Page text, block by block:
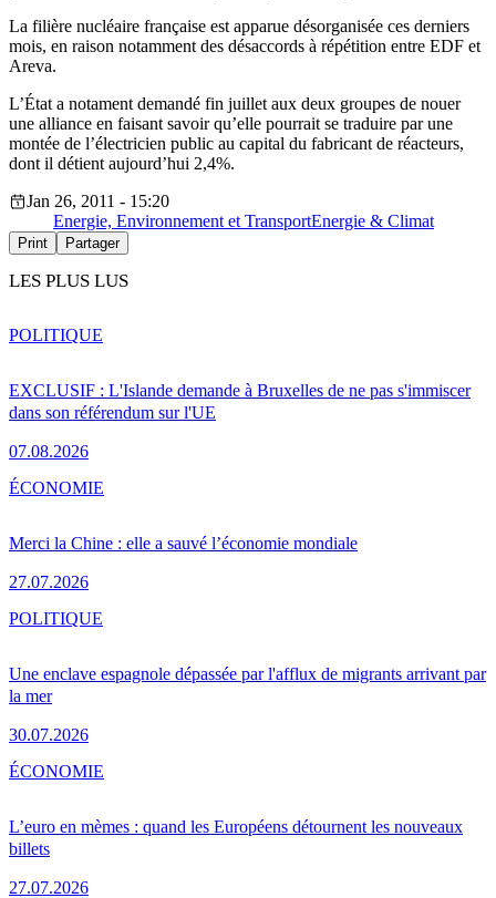
La filière nucléaire française est apparue désorganisée ces derniers
mois, en raison notamment des désaccords à répétition entre EDF et
Areva.
L’État a notament demandé fin juillet aux deux groupes de nouer
une alliance en faisant savoir qu’elle pourrait se traduire par une
montée de l’électricien public au capital du fabricant de réacteurs,
dont il détient aujourd’hui 2,4%.
Jan 26, 2011 - 15:20
Energie, Environnement et TransportEnergie & Climat
Print Partager
LES PLUS LUS
EXCLUSIF : L'Islande demande à Bruxelles de ne pas s'immiscer
dans son référendum sur l'UE
07.08.2026
POLITIQUE
Merci la Chine : elle a sauvé l’économie mondiale
27.07.2026
ÉCONOMIE
Une enclave espagnole dépassée par l'afflux de migrants arrivant par
la mer
30.07.2026
POLITIQUE
L’euro en mèmes : quand les Européens détournent les nouveaux
billets
27.07.2026
ÉCONOMIE